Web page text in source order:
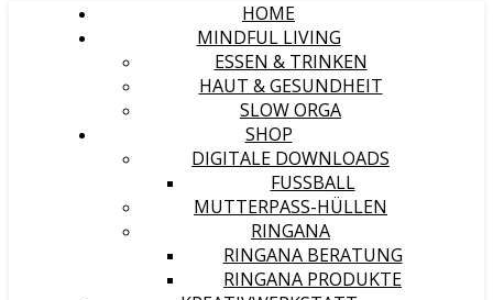
HOME
MINDFUL LIVING
ESSEN & TRINKEN
HAUT & GESUNDHEIT
SLOW ORGA
SHOP
DIGITALE DOWNLOADS
FUSSBALL
MUTTERPASS-HÜLLEN
RINGANA
RINGANA BERATUNG
RINGANA PRODUKTE